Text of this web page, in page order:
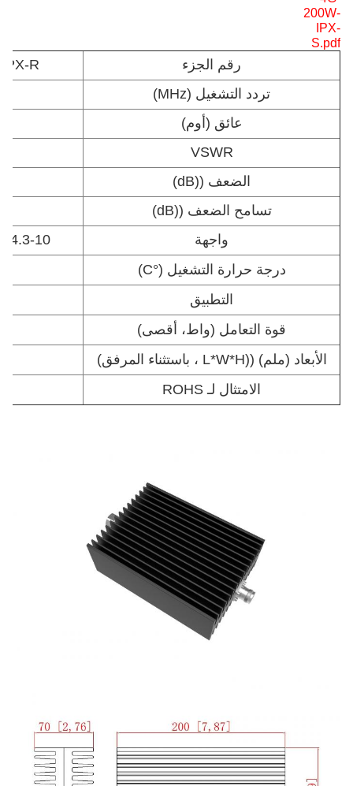
200W-
IPX-
S.pdf
رقم الجزء
R
تردد التشغيل (MHz)
عائق (أوم)
VSWR
الضعف ((dB)
تسامح الضعف ((dB)
واجهة
4.3-10 الذكور - 4.3-10 الإناث
درجة حرارة التشغيل (°C)
التطبيق
قوة التعامل (واط، أقصى)
الأبعاد (ملم) ((L*W*H ، باستثناء المرفق)
الامتثال لـ ROHS